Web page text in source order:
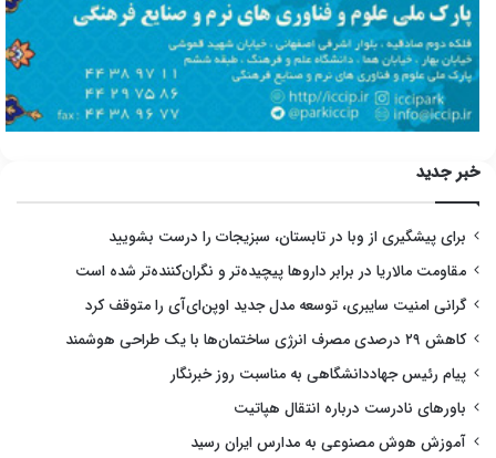
خبر جدید
برای پیشگیری از وبا در تابستان، سبزیجات را درست بشویید
مقاومت مالاریا در برابر داروها پیچیده‌تر و نگران‌کننده‌تر شده است
گرانی امنیت سایبری، توسعه مدل جدید اوپن‌ای‌آی را متوقف کرد
کاهش ۲۹ درصدی مصرف انرژی ساختمان‌ها با یک طراحی هوشمند
پیام رئیس جهاددانشگاهی به مناسبت روز خبرنگار
باورهای نادرست درباره انتقال هپاتیت
آموزش هوش مصنوعی به مدارس ایران رسید